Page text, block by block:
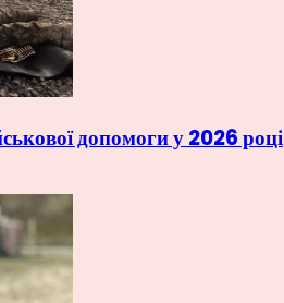
допомоги у 2026 році